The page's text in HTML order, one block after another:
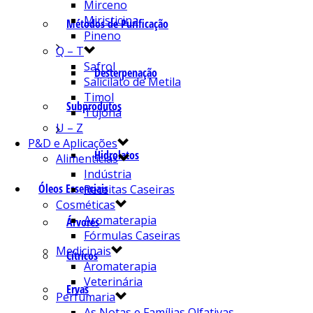
Métodos de Purificação
Desterpenação
Subprodutos
Hidrolatos
Óleos Essenciais
Árvores
Cítricos
Ervas
Mirceno
Miristicina
Pineno
Q – T
Safrol
Salicilato de Metila
Timol
Tujona
U – Z
P&D e Aplicações
Alimentícias
Indústria
Receitas Caseiras
Cosméticas
Aromaterapia
Fórmulas Caseiras
Medicinais
Aromaterapia
Veterinária
Perfumaria